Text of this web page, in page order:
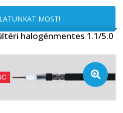
MOST!
halogénmentes 1.1/5.0
🔍